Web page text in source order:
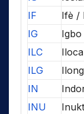
IF
Ifè /
IG
ILC
ILG
IN
INU